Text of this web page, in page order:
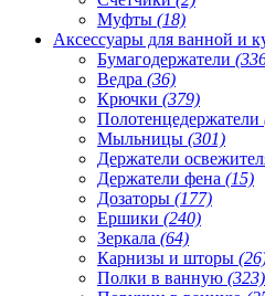
Муфты (18)
Аксессуары для ванной и
Бумагодержатели
Ведра (36)
Крючки (379)
Полотенцедержатели
Мыльницы (301)
Держатели
Держатели фена (15)
Дозаторы (177)
Ершики (240)
Зеркала (64)
Карнизы и шторы
Полки в ванную (323)